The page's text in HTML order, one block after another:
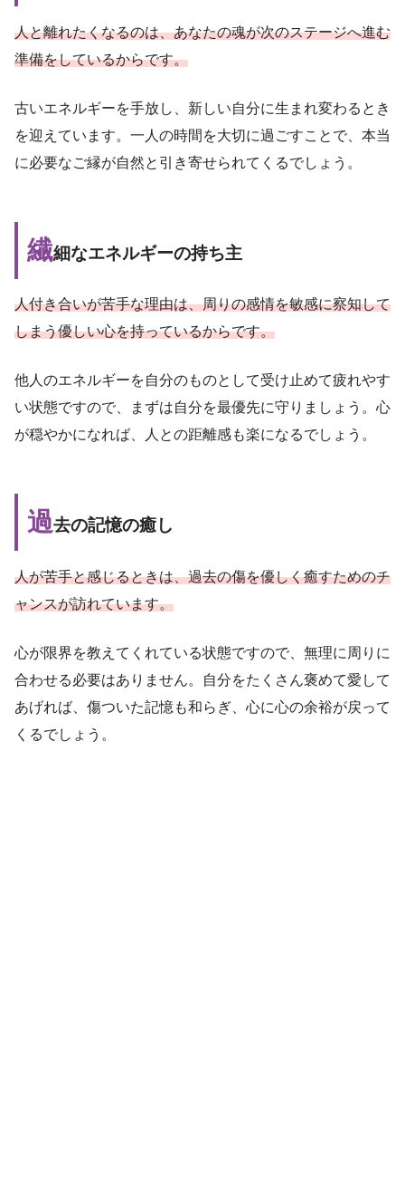
人と離れたくなるのは、あなたの魂が次のステージへ進む
準備をしているからです。
古いエネルギーを手放し、新しい自分に生まれ変わるとき
を迎えています。一人の時間を大切に過ごすことで、本当
に必要なご縁が自然と引き寄せられてくるでしょう。
繊細なエネルギーの持ち主
人付き合いが苦手な理由は、周りの感情を敏感に察知して
しまう優しい心を持っているからです。
他人のエネルギーを自分のものとして受け止めて疲れやす
い状態ですので、まずは自分を最優先に守りましょう。心
が穏やかになれば、人との距離感も楽になるでしょう。
過去の記憶の癒し
人が苦手と感じるときは、過去の傷を優しく癒すためのチ
ャンスが訪れています。
心が限界を教えてくれている状態ですので、無理に周りに
合わせる必要はありません。自分をたくさん褒めて愛して
あげれば、傷ついた記憶も和らぎ、心に心の余裕が戻って
くるでしょう。